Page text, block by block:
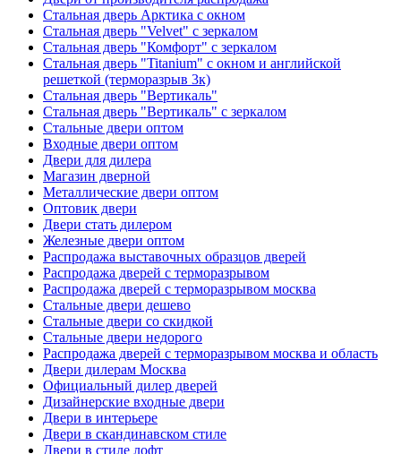
Стальная дверь Арктика с окном
Стальная дверь "Velvet" с зеркалом
Стальная дверь "Комфорт" с зеркалом
Стальная дверь "Titanium" с окном и английской
решеткой (терморазрыв 3к)
Стальная дверь "Вертикаль"
Стальная дверь "Вертикаль" с зеркалом
Стальные двери оптом
Входные двери оптом
Двери для дилера
Магазин дверной
Металлические двери оптом
Оптовик двери
Двери стать дилером
Железные двери оптом
Распродажа выставочных образцов дверей
Распродажа дверей с терморазрывом
Распродажа дверей с терморазрывом москва
Стальные двери дешево
Стальные двери со скидкой
Стальные двери недорого
Распродажа дверей с терморазрывом москва и область
Двери дилерам Москва
Официальный дилер дверей
Дизайнерские входные двери
Двери в интерьере
Двери в скандинавском стиле
Двери в стиле лофт